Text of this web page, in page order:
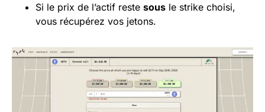
Si le prix de l’actif reste sous le strike choisi,
vous récupérez vos jetons.